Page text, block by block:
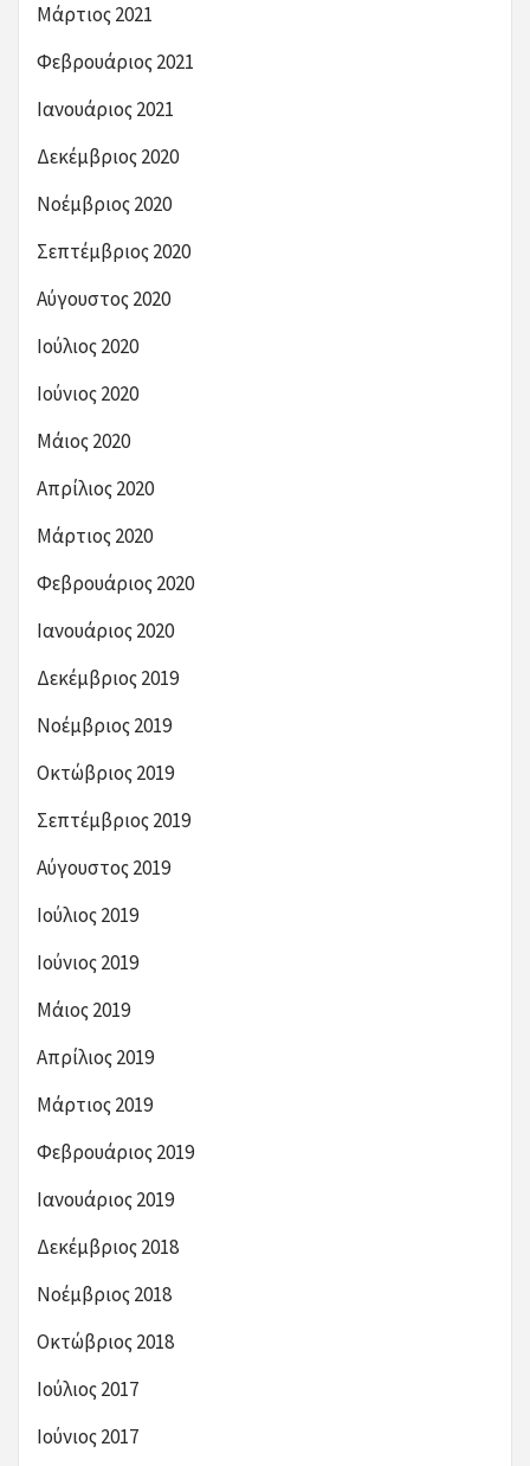
Μάρτιος 2021
Φεβρουάριος 2021
Ιανουάριος 2021
Δεκέμβριος 2020
Νοέμβριος 2020
Σεπτέμβριος 2020
Αύγουστος 2020
Ιούλιος 2020
Ιούνιος 2020
Μάιος 2020
Απρίλιος 2020
Μάρτιος 2020
Φεβρουάριος 2020
Ιανουάριος 2020
Δεκέμβριος 2019
Νοέμβριος 2019
Οκτώβριος 2019
Σεπτέμβριος 2019
Αύγουστος 2019
Ιούλιος 2019
Ιούνιος 2019
Μάιος 2019
Απρίλιος 2019
Μάρτιος 2019
Φεβρουάριος 2019
Ιανουάριος 2019
Δεκέμβριος 2018
Νοέμβριος 2018
Οκτώβριος 2018
Ιούλιος 2017
Ιούνιος 2017